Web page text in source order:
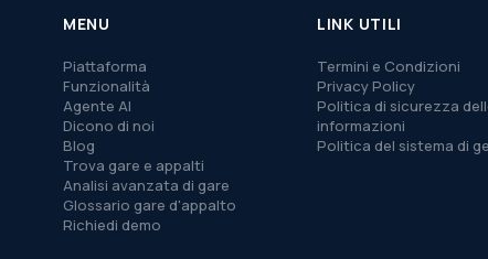
MENU
Piattaforma
Funzionalità
Agente AI
Dicono di noi
Blog
Trova gare e appalti
Analisi avanzata di gare
Glossario gare d'appalto
Richiedi demo
LINK UTILI
Termini e Condizioni
Privacy Policy
Politica di sicurezza
informazioni
Politica del sistema di